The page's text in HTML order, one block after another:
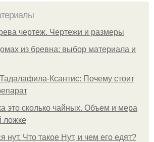
чертеж. Чертежи и размеры
из бревна: выбор материала и
Ксантис: Почему стоит
это сколько чайных. Объем и мера
ложке
нут. Что такое Нут, и чем его едят?